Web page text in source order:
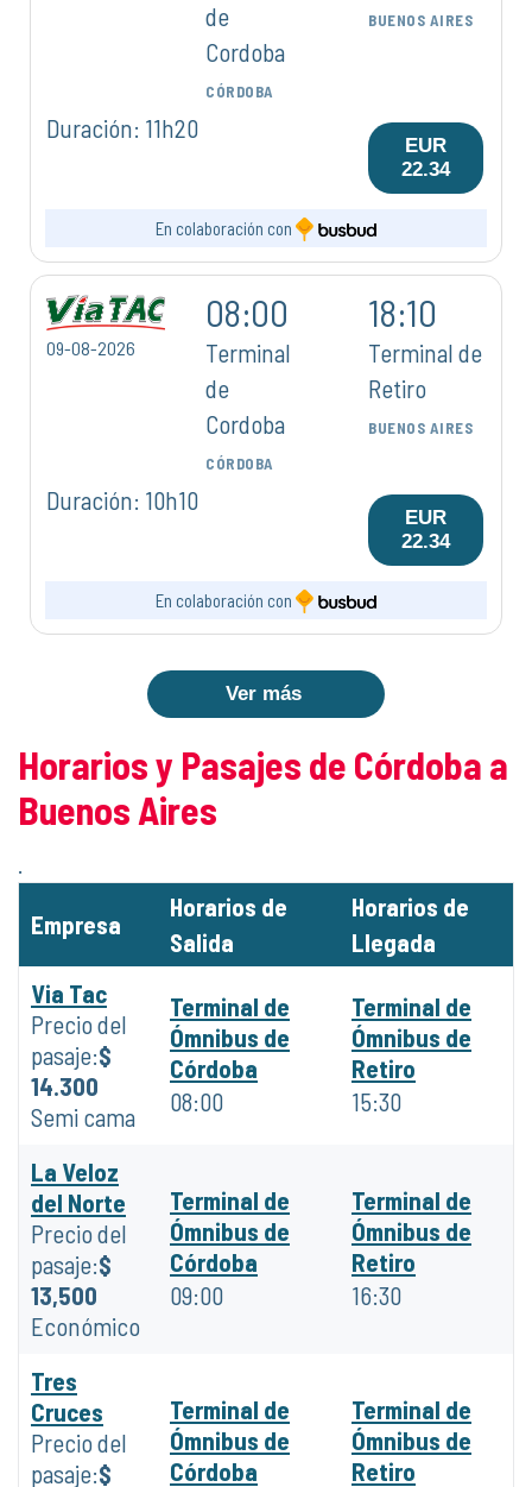
de
Cordoba
CÓRDOBA
BUENOS AIRES
Duración: 11h20
EUR
22.34
En colaboración con
09-08-2026
08:00
Terminal
de
Cordoba
CÓRDOBA
18:10
Terminal de
Retiro
BUENOS AIRES
Duración: 10h10
EUR
22.34
En colaboración con
Ver más
Horarios y Pasajes de Córdoba a
Buenos Aires
Empresa
Horarios de
Salida
Horarios de
Llegada
Via Tac
Precio del
pasaje:$
14.300
Semi cama
Terminal de
Ómnibus de
Córdoba
08:00
Terminal de
Ómnibus de
Retiro
15:30
La Veloz
del Norte
Precio del
pasaje:$
13,500
Económico
Terminal de
Ómnibus de
Córdoba
09:00
Terminal de
Ómnibus de
Retiro
16:30
Tres
Cruces
Precio del
pasaje:$
Terminal de
Ómnibus de
Córdoba
Terminal de
Ómnibus de
Retiro